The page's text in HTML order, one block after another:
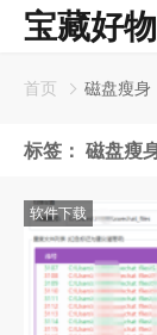
宝藏好
首页 磁盘瘦身
标签： 磁盘瘦
软件下载